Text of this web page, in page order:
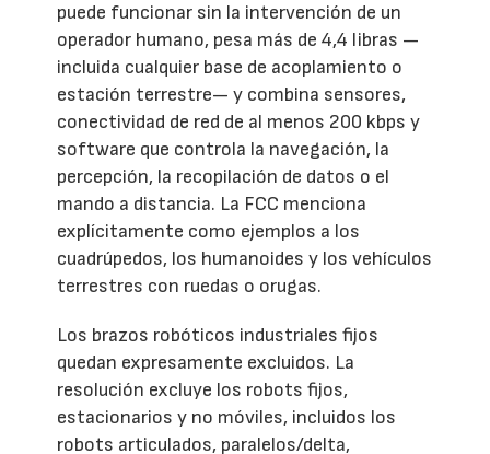
puede funcionar sin la intervención de un
operador humano, pesa más de 4,4 libras —
incluida cualquier base de acoplamiento o
estación terrestre— y combina sensores,
conectividad de red de al menos 200 kbps y
software que controla la navegación, la
percepción, la recopilación de datos o el
mando a distancia. La FCC menciona
explícitamente como ejemplos a los
cuadrúpedos, los humanoides y los vehículos
terrestres con ruedas o orugas.
Los brazos robóticos industriales fijos
quedan expresamente excluidos. La
resolución excluye los robots fijos,
estacionarios y no móviles, incluidos los
robots articulados, paralelos/delta,